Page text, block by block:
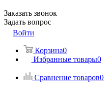
Заказать звонок
Задать вопрос
Войти
Корзина0
Избранные товары0
Сравнение товаров0